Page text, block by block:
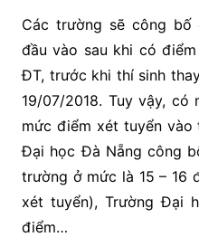
Các trường sẽ công
đầu vào sau khi có
ĐT, trước khi thí sinh
19/07/2018. Tuy vậy,
mức điểm xét tuyển vào
Đại học Đà Nẵng công
trường ở mức là 15 – 16
xét tuyển), Trường Đại
điểm…